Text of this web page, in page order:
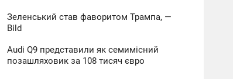
Зеленський став фаворитом Трампа, —
Bild
Audi Q9 представили як семимісний
позашляховик за 108 тисяч євро